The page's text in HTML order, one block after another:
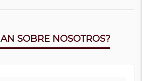
SOBRE NOSOTROS?